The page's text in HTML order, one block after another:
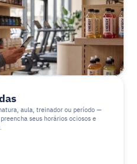
aula, treinador ou período —
seus horários ociosos e